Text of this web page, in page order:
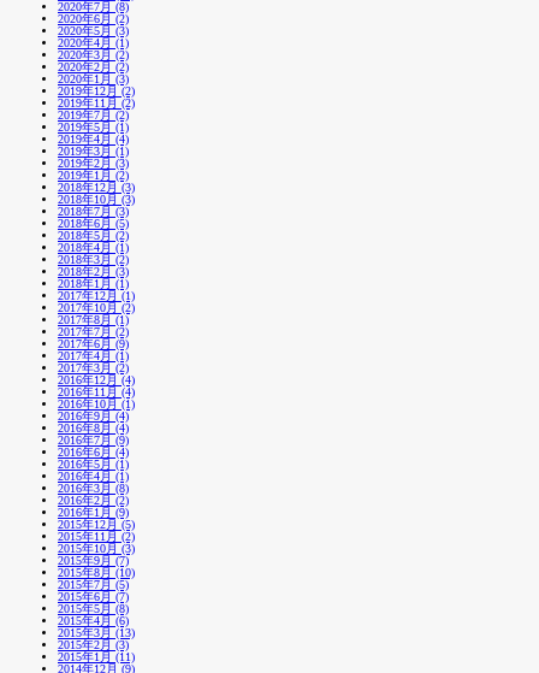
2020年7月 (8)
2020年6月 (2)
2020年5月 (3)
2020年4月 (1)
2020年3月 (2)
2020年2月 (2)
2020年1月 (3)
2019年12月 (2)
2019年11月 (2)
2019年7月 (2)
2019年5月 (1)
2019年4月 (4)
2019年3月 (1)
2019年2月 (3)
2019年1月 (2)
2018年12月 (3)
2018年10月 (3)
2018年7月 (3)
2018年6月 (5)
2018年5月 (2)
2018年4月 (1)
2018年3月 (2)
2018年2月 (3)
2018年1月 (1)
2017年12月 (1)
2017年10月 (2)
2017年8月 (1)
2017年7月 (2)
2017年6月 (9)
2017年4月 (1)
2017年3月 (2)
2016年12月 (4)
2016年11月 (4)
2016年10月 (1)
2016年9月 (4)
2016年8月 (4)
2016年7月 (9)
2016年6月 (4)
2016年5月 (1)
2016年4月 (1)
2016年3月 (8)
2016年2月 (2)
2016年1月 (9)
2015年12月 (5)
2015年11月 (2)
2015年10月 (3)
2015年9月 (7)
2015年8月 (10)
2015年7月 (5)
2015年6月 (7)
2015年5月 (8)
2015年4月 (6)
2015年3月 (13)
2015年2月 (3)
2015年1月 (11)
2014年12月 (9)